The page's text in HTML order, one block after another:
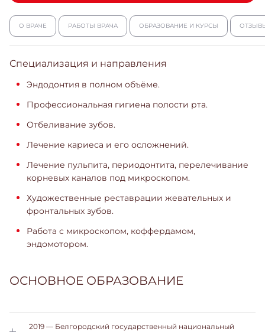
О ВРАЧЕ РАБОТЫ ВРАЧА ОБРАЗОВАНИЕ И КУРСЫ
Специализация и направления
Эндодонтия в полном объёме.
Профессиональная гигиена полости рта.
Отбеливание зубов.
Лечение кариеса и его осложнений.
Лечение пульпита, периодонтита, перелечивание
корневых каналов под микроскопом.
Художественные реставрации жевательных и
фронтальных зубов.
Работа с микроскопом, коффердамом,
эндомотором.
ОСНОВНОЕ ОБРАЗОВАНИЕ
2019 — Белгородский государственный национальный